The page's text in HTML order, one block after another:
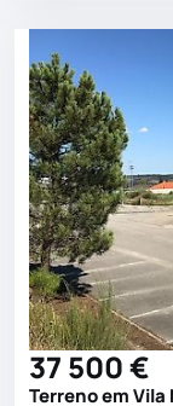
37 500 €